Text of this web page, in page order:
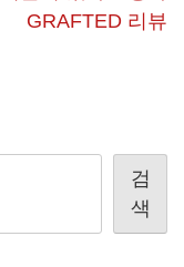
GRAFTED 리뷰
검
색